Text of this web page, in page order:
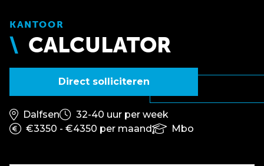
KANTOOR
CALCULATOR
Direct solliciteren
Dalfsen
32-40 uur per week
€3350 - €4350 per maand
Mbo